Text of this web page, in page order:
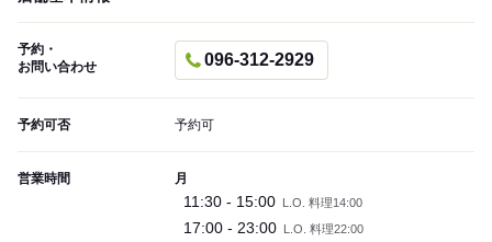
予約・
お問い合わせ
096-312-2929
予約可否 予約可
営業時間 月
11:30 - 15:00 L.O. 料理14:00
17:00 - 23:00 L.O. 料理22:00